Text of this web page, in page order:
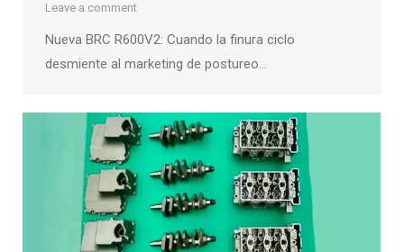
Leave a comment
Nueva BRC R600V2: Cuando la finura ciclo
desmiente al marketing de postureo…